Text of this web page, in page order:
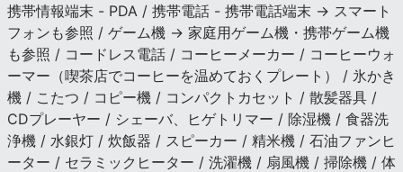
携帯情報端末 - PDA / 携帯電話 - 携帯電話端末 → スマート
フォンも参照 / ゲーム機 → 家庭用ゲーム機・携帯ゲーム機
も参照 / コードレス電話 / コーヒーメーカー / コーヒーウォ
ーマー（喫茶店でコーヒーを温めておくプレート） / 氷かき
機 / こたつ / コピー機 / コンパクトカセット / 散髪器具 /
CDプレーヤー / シェーバ、ヒゲトリマー / 除湿機 / 食器洗
浄機 / 水銀灯 / 炊飯器 / スピーカー / 精米機 / 石油ファンヒ
ーター / セラミックヒーター / 洗濯機 / 扇風機 / 掃除機 / 体